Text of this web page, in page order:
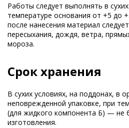
Работы следует выполнять в
температуре основания от +5 до
после нанесения материал
пересыхания, дождя, ветра,
мороза.
Срок хранения
В сухих условиях, на поддонах, в
неповрежденной упаковке, при
(для жидкого компонента Б) — не
изготовления.